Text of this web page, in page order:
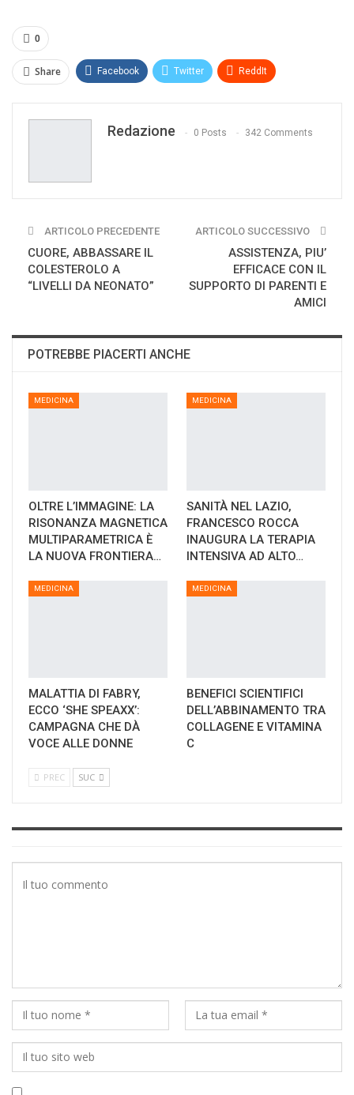
0
Share Facebook Twitter ReddIt
Redazione 0 Posts 342 Comments
ARTICOLO PRECEDENTE
CUORE, ABBASSARE IL
COLESTEROLO A
“LIVELLI DA NEONATO”
ARTICOLO SUCCESSIVO
ASSISTENZA, PIU’
EFFICACE CON IL
SUPPORTO DI PARENTI E
AMICI
POTREBBE PIACERTI ANCHE
MEDICINA
OLTRE L’IMMAGINE: LA
RISONANZA MAGNETICA
MULTIPARAMETRICA È
LA NUOVA FRONTIERA…
MEDICINA
SANITÀ NEL LAZIO,
FRANCESCO ROCCA
INAUGURA LA TERAPIA
INTENSIVA AD ALTO…
MEDICINA
MALATTIA DI FABRY,
ECCO ‘SHE SPEAXX’:
CAMPAGNA CHE DÀ
VOCE ALLE DONNE
MEDICINA
BENEFICI SCIENTIFICI
DELL’ABBINAMENTO TRA
COLLAGENE E VITAMINA
C
PREC SUC